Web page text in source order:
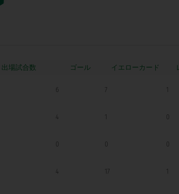
ゴール
6 7 1
4 1 0
0 0 0
4 17 1